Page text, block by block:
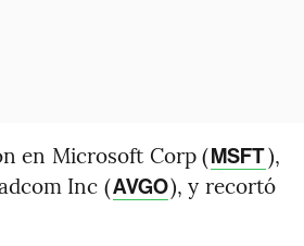
en Microsoft Corp (MSFT),
Inc (AVGO), y recortó